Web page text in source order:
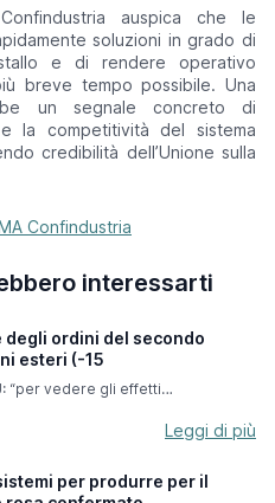
auspica che le
soluzioni in grado di
e di rendere operativo
breve tempo possibile. Una
un segnale concreto di
la competitività del sistema
credibilità dell’Unione sulla
Confindustria
interessarti
degli ordini del secondo
esteri (-15
“per vedere gli effetti
misura che ci accompagnerà fino
2026, l’indice degli ordini di
un calo del -25,8% rispetto al
Leggi di più
per produrre per il